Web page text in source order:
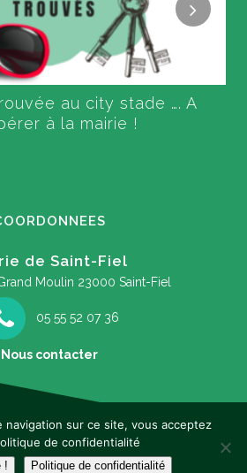
au city stade …. A
à la mairie !
de Saint-Fiel
Moulin 23000 Saint-Fiel
05 55 52 07 36
Nous contacter
Mentions légales
navigation sur ce site, vous acceptez
de confidentialité
! Politique de confidentialité